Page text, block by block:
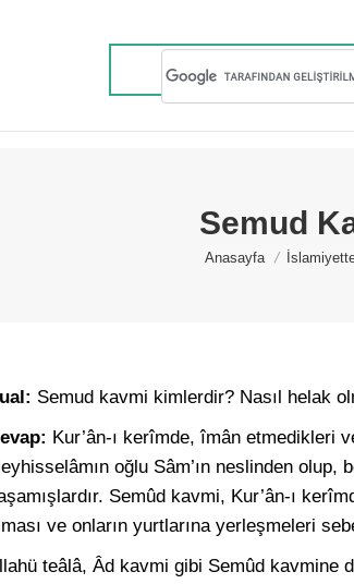
Semud
You are here:
Anasayfa
Semud kavmi kimlerdir? Nasıl helak
Kur’ân-ı kerîmde, îmân etmedikleri
oğlu Sâm’ın neslinden
Semûd kavmi, Kur’ân-ı
ve onların yurtlarına yerleşmeleri
teâlâ, Âd kavmi gibi Semûd kavmine